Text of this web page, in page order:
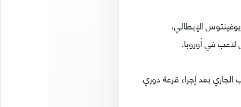
الإيطالي،
في أوروبا.
عن الاسم الفائز سيكون 30 أغسطس / آب الجاري بعد إجراء قرعة دوري